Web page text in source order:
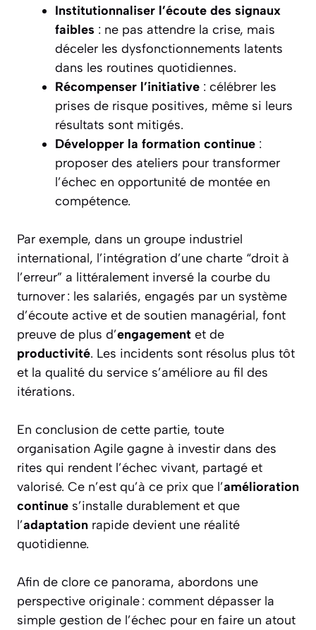
Institutionnaliser l’écoute des signaux
faibles : ne pas attendre la crise, mais
déceler les dysfonctionnements latents
dans les routines quotidiennes.
Récompenser l’initiative : célébrer les
prises de risque positives, même si leurs
résultats sont mitigés.
Développer la formation continue :
proposer des ateliers pour transformer
l’échec en opportunité de montée en
compétence.
Par exemple, dans un groupe industriel
international, l’intégration d’une charte “droit à
l’erreur” a littéralement inversé la courbe du
turnover : les salariés, engagés par un système
d’écoute active et de soutien managérial, font
preuve de plus d’engagement et de
productivité. Les incidents sont résolus plus tôt
et la qualité du service s’améliore au fil des
itérations.
En conclusion de cette partie, toute
organisation Agile gagne à investir dans des
rites qui rendent l’échec vivant, partagé et
valorisé. Ce n’est qu’à ce prix que l’amélioration
continue s’installe durablement et que
l’adaptation rapide devient une réalité
quotidienne.
Afin de clore ce panorama, abordons une
perspective originale : comment dépasser la
simple gestion de l’échec pour en faire un atout